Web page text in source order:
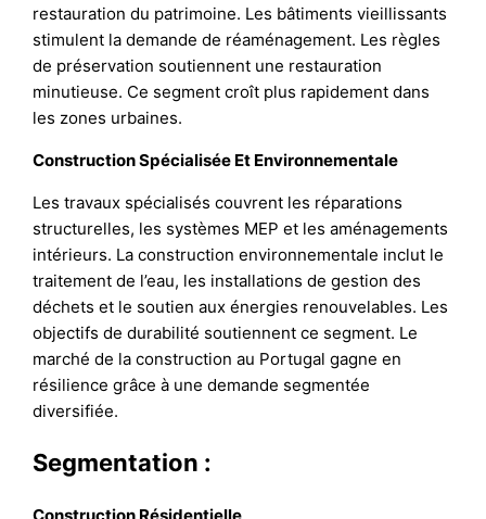
restauration du patrimoine. Les bâtiments vieillissants
stimulent la demande de réaménagement. Les règles
de préservation soutiennent une restauration
minutieuse. Ce segment croît plus rapidement dans
les zones urbaines.
Construction Spécialisée Et Environnementale
Les travaux spécialisés couvrent les réparations
structurelles, les systèmes MEP et les aménagements
intérieurs. La construction environnementale inclut le
traitement de l’eau, les installations de gestion des
déchets et le soutien aux énergies renouvelables. Les
objectifs de durabilité soutiennent ce segment. Le
marché de la construction au Portugal gagne en
résilience grâce à une demande segmentée
diversifiée.
Segmentation :
Construction Résidentielle